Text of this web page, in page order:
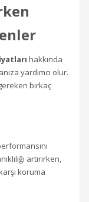
hakkında
yardımcı olur.
birkaç
artırırken,
koruma